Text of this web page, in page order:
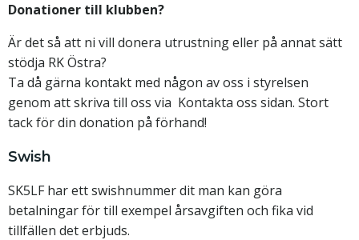
Donationer till klubben?
Är det så att ni vill donera utrustning eller på annat sätt
stödja RK Östra?
Ta då gärna kontakt med någon av oss i styrelsen
genom att skriva till oss via Kontakta oss sidan. Stort
tack för din donation på förhand!
Swish
SK5LF har ett swishnummer dit man kan göra
betalningar för till exempel årsavgiften och fika vid
tillfällen det erbjuds.